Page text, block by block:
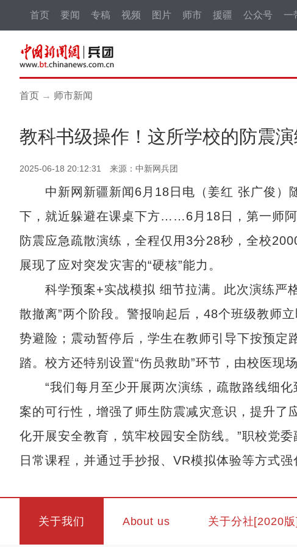
首页 要闻 专稿 视频 图片 师市 援疆 公众号 一
首页 → 师市新闻
教科书级操作！这所学校的防震
2025-06-18 20:12:31 来源：中新网兵团
中新网新疆新闻6月18日电（姜红 张广俊）
下，就近躲避在课桌下方……6月18日，第一师
防震应急疏散演练，全程仅用3分28秒，全校
展现了应对突发灾害的“硬核”能力。
科学预案+实战模拟 细节拉满。此次演练严格
散撤离”两个阶段。警报响起后，48个班级教师
势避险；震动暂停后，学生在教师引导下按预定
踏。校方还特别设置“伤员救助”环节，由校医现
“我们每月至少开展两次演练，疏散路线细化
案的可行性，增强了师生防震减灾意识，提升了
化开展安全教育，筑牢校园安全防线。”职校党
日常课程，并通过手抄报、VR模拟体验等方式强
关于我们 About us 关于分社[2020版]